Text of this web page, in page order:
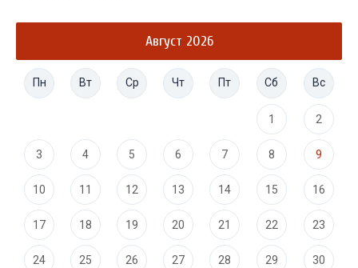
Август 2026
Пн Вт Ср Чт Пт Сб Вс
1 2
3 4 5 6 7 8 9
10 11 12 13 14 15 16
17 18 19 20 21 22 23
24 25 26 27 28 29 30